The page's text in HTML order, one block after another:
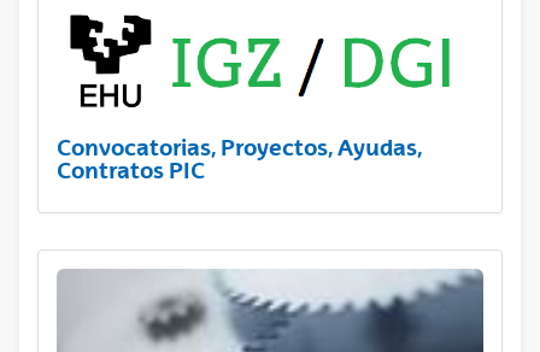
Convocatorias, Proyectos, Ayudas,
Contratos PIC